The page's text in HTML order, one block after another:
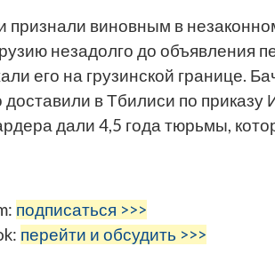
виновным в
незадолго до объявления
его на грузинской границе.
в Тбилиси по
дали 4,5 года тюрьмы,
подписаться >>>
перейти и обсудить >>>